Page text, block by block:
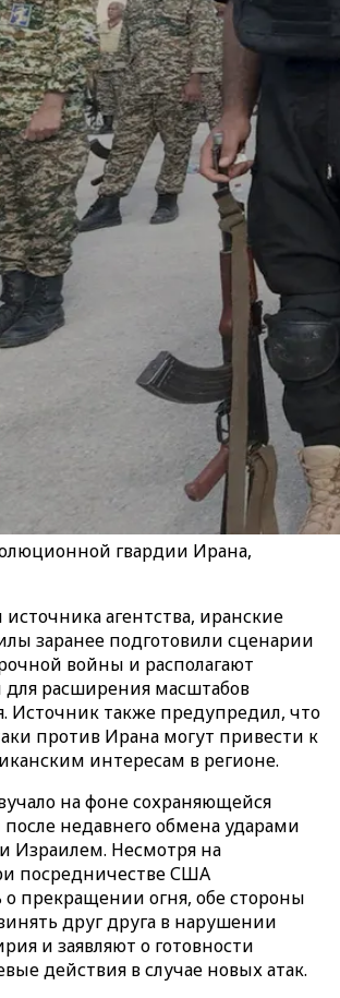
гвардии Ирана,
агентства, иранские
заранее подготовили сценарии
войны и располагают
расширения масштабов
Источник также предупредил, что
против Ирана могут привести к
интересам в регионе.
на фоне сохраняющейся
недавнего обмена ударами
Израилем. Несмотря на
посредничестве США
о прекращении огня, обе стороны
друг друга в нарушении
и заявляют о готовности
действия в случае новых атак.